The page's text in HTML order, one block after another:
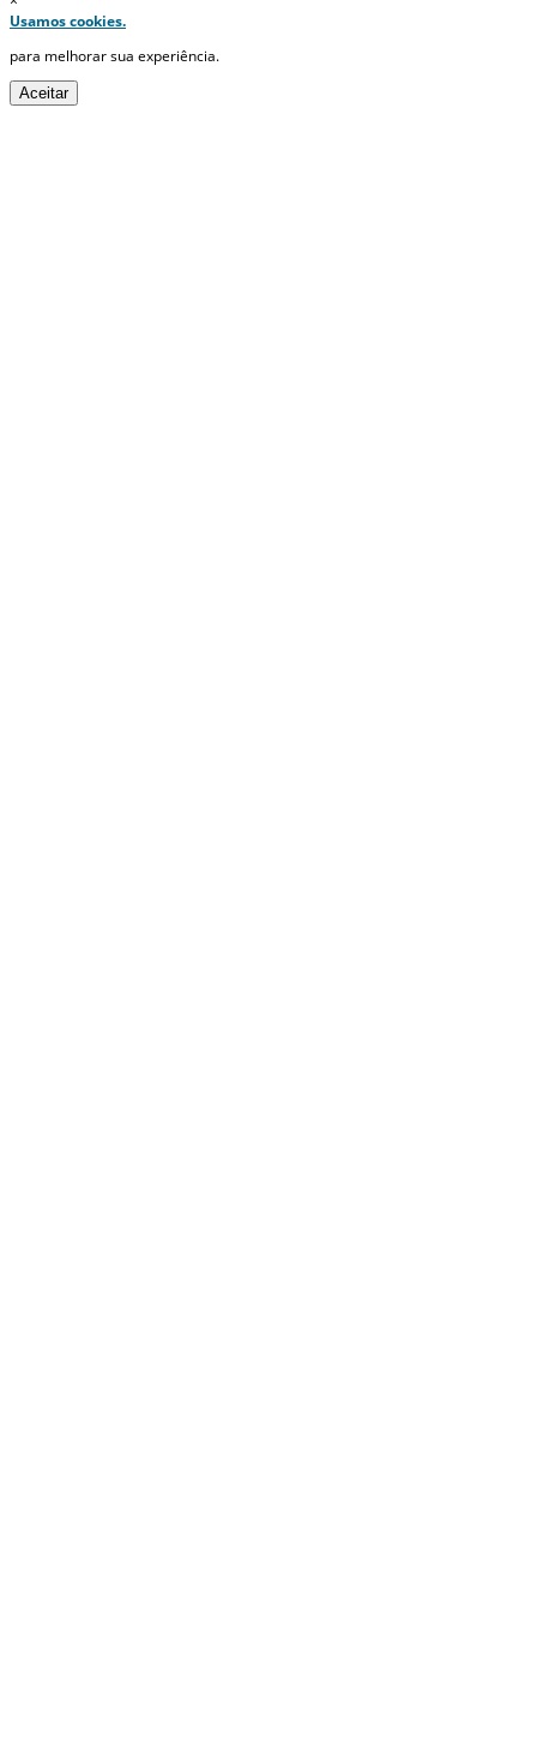
Usamos cookies.
para melhorar sua experiência.
Aceitar